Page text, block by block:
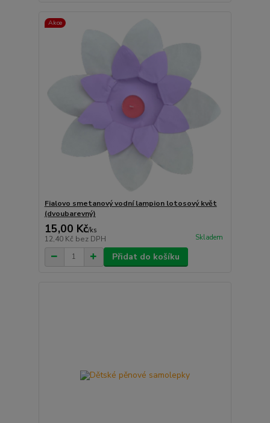
Akce
Fialovo smetanový vodní lampion lotosový květ
(dvoubarevný)
15,00 Kč/ks
12,40 Kč bez DPH Skladem
Přidat do košíku